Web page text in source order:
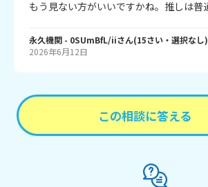
永久機関 - 0SUmBfL/iiさん(15さい・ 選択なし)
2026年6月12日
この相談に答える